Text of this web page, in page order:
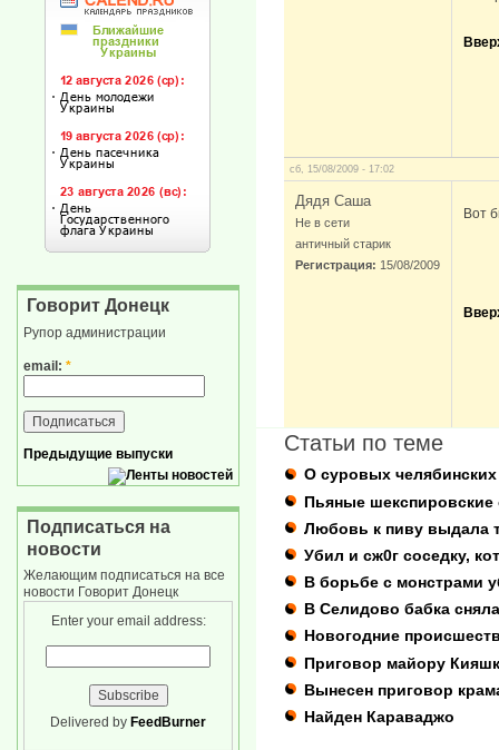
сб, 15/08/2009 - 17:02
Дядя Саша
Не в сети
античный старик
Регистрация: 15/08/2009
Вот
Статьи по теме
О суровых
Пьяные шекспировские
Любовь к пиву выдала
Убил и сж0г соседку,
В борьбе с монстрами
В Селидово бабка
Новогодние
Приговор майору
Вынесен приговор
Найден Караваджо
Говорит Донецк
Рупор администрации
email: *
Предыдущие выпуски
Подписаться на
новости
Желающим подписаться на все
новости Говорит Донецк
Enter your email address:
Delivered by FeedBurner